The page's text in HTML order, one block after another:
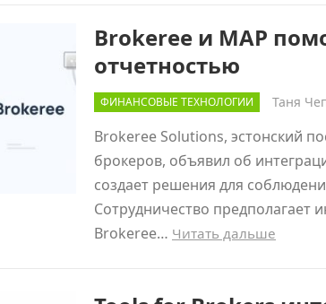
Brokeree и MAP
отчетностью
ФИНАНСОВЫЕ ТЕХНОЛОГИИ Таня
Brokeree Solutions, эстонский
брокеров, объявил об
создает решения для
Сотрудничество предполагает
Brokeree… Читать дальше